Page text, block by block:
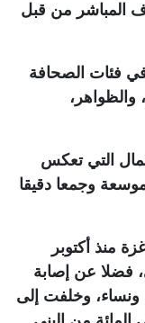
المباشر من قبل
في فئات الصحافة
والظواهر،
التي تعكس
وجمعا دقيقا
منذ أكتوبر
فضلا عن إصابة
ونساء، وخلفت إلى